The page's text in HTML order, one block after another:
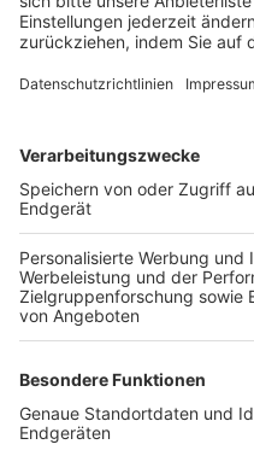
FOLGE DEM BFV
TOP-VEREINE
TOP-PARTNER